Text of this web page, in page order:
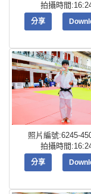
拍攝時間
分享
照片編號:6245-
拍攝時間
分享